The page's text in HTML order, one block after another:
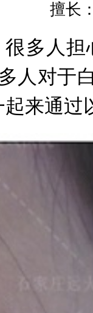
擅长
人担
人对于
来通过